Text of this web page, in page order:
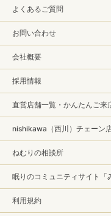
よくあるご質問
お問い合わせ
会社概要
採用情報
直営店舗一覧・かんたんご来
nishikawa（西川）チェーン
ねむりの相談所
眠りのコミュニティサイト「
利用規約